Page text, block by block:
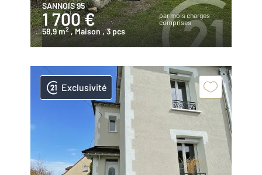
SANNOIS 95
1 700 €
par mois charges
comprises
58,9 m2 , Maison, 3 pcs
Exclusivité